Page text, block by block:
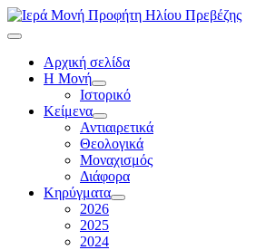
Αρχική σελίδα
Η Μονή
Ιστορικό
Κείμενα
Αντιαιρετικά
Θεολογικά
Μοναχισμός
Διάφορα
Κηρύγματα
2026
2025
2024